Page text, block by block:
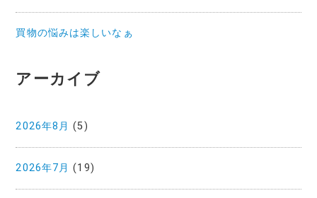
買物の悩みは楽しいなぁ
アーカイブ
2026年8月 (5)
2026年7月 (19)